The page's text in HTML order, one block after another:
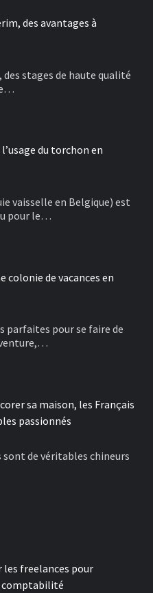
des avantages à
stages de haute qualité
du torchon en
vaisselle en Belgique) est
pour le…
colonie de vacances en
parfaites pour se faire de
sa maison, les Français
passionnés
sont de véritables chineurs
les freelances pour
comptabilité